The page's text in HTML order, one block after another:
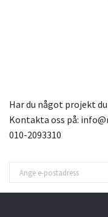
Har du något projekt
Kontakta oss på:
010-2093310